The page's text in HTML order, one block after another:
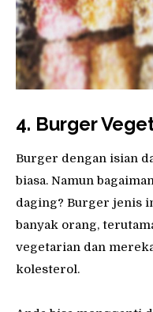
4. BurgerV
Burger dengan isian
biasa. Namun
daging? Burger jenis
banyak orang,
vegetarian dan
kolesterol.